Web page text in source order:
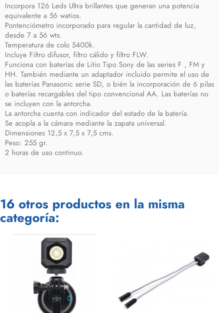
Incorpora 126 Leds Ultra brillantes que generan una potencia
equivalente a 56 watios.
Pontenciómetro incorporado para regular la cantidad de luz,
desde 7 a 56 wts.
Temperatura de colo 5400k.
Incluye Filtro difusor, filtro cálido y filtro FLW.
Funciona con baterías de Litio Tipo Sony de las series F , FM y
HH. También mediante un adaptador incluido permite el uso de
las baterías Panasonic serie SD, o bién la incorporación de 6 pilas
o baterías recargables del tipo convencional AA. Las baterías no
se incluyen con la antorcha.
La antorcha cuenta con indicador del estado de la batería.
Se acopla a la cámara mediante la zapata universal.
Dimensiones 12,5 x 7,5 x 7,5 cms.
Peso: 255 gr.
2 horas de uso continuo.
16 otros productos en la misma
categoría: